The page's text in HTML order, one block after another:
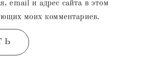
email и адрес сайта в этом
моих комментариев.